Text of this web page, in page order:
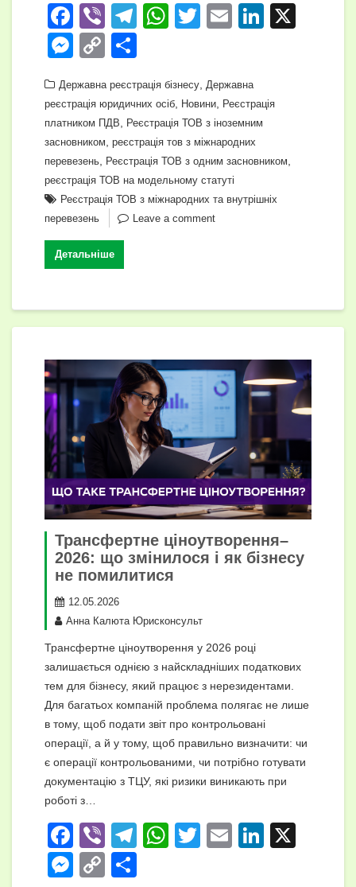
F
a
c
e
b
o
o
k
Vi
b
er
T
gr
a
m
W
s
A
p
p
T
er
E
Li
e
dI
M
ss
e
n
g
er
C
p
y
Li
n
k
ді
л
и
т
и
с
Державна реєстрація бізнесу Державна
реєстрація юридичних осіб Новини Реєстрація
платником ПДВ
Реєстрація ТОВ з іноземним
засновником реєстрація тов з міжнародних
перевезень Реєстрація ТОВ з одним засновником
реєстрація ТОВ на модельному статуті
Реєстрація ТОВ з міжнародних та внутрішніх
перевезень
Leave a comment
Детальніше
Трансфертне ціноутворення–
2026: що змінилося і як бізнесу
не помилитися
12.05.2026
Анна Калюта Юрисконсульт
Трансфертне ціноутворення у 2026 році
залишається однією з найскладніших податкових
тем для бізнесу, який працює з нерезидентами.
Для багатьох компаній проблема полягає не лише
в тому, щоб подати звіт про контрольовані
операції, а й у тому, щоб правильно визначити: чи
є операції контрольованими, чи потрібно готувати
документацію з ТЦУ, які ризики виникають при
роботі з…
F
a
Vi
b
T
W
T
E
Li
M
C